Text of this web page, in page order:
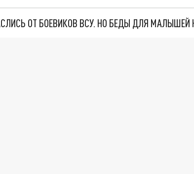
ОТ БОЕВИКОВ ВСУ. НО БЕДЫ ДЛЯ МАЛЫШЕЙ